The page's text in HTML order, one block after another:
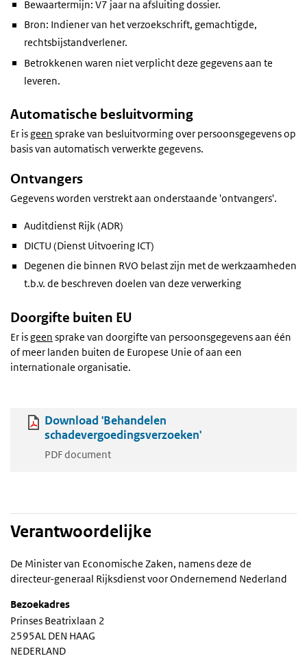
Bewaartermijn: V7 jaar na afsluiting dossier.
Bron: Indiener van het verzoekschrift, gemachtigde,
rechtsbijstandverlener.
Betrokkenen waren niet verplicht deze gegevens aan te
leveren.
Automatische besluitvorming
Er isgeen sprake van besluitvorming over persoonsgegevens op
basis van automatisch verwerkte gegevens.
Ontvangers
Gegevens worden verstrekt aan onderstaande 'ontvangers'.
Auditdienst Rijk (ADR)
DICTU (Dienst Uitvoering ICT)
Degenen die binnen RVO belast zijn met de werkzaamheden
t.b.v. de beschreven doelen van deze verwerking
Doorgifte buiten EU
Er isgeen sprake van doorgifte van persoonsgegevens aan één
of meer landen buiten de Europese Unie of aan een
internationale organisatie.
Download 'Behandelen
schadevergoedingsverzoeken'
PDF document
Verantwoordelijke
De Minister van Economische Zaken, namens deze de
directeur-generaal Rijksdienst voor Ondernemend Nederland
Bezoekadres
Prinses Beatrixlaan 2
2595AL DEN HAAG
NEDERLAND